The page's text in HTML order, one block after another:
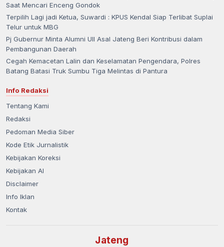
Saat Mencari Enceng Gondok
Terpilih Lagi jadi Ketua, Suwardi : KPUS Kendal Siap Terlibat Suplai
Telur untuk MBG
Pj Gubernur Minta Alumni UII Asal Jateng Beri Kontribusi dalam
Pembangunan Daerah
Cegah Kemacetan Lalin dan Keselamatan Pengendara, Polres
Batang Batasi Truk Sumbu Tiga Melintas di Pantura
Info Redaksi
Tentang Kami
Redaksi
Pedoman Media Siber
Kode Etik Jurnalistik
Kebijakan Koreksi
Kebijakan AI
Disclaimer
Info Iklan
Kontak
Jateng